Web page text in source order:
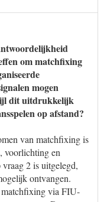
om matchfixing
mogen
dit uitdrukkelijk
op afstand?
van matchfixing is
voorlichting en
2 is uitgelegd,
ontvangen.
matchfixing via FIU-